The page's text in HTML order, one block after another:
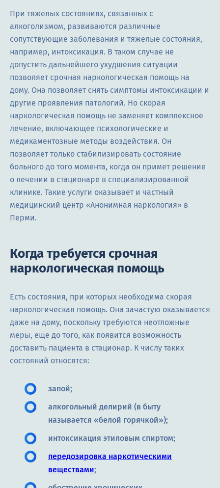
При тяжелых состояниях, связанных с
алкоголизмом, развиваются различные
сопутствующие заболевания и тяжелые состояния,
например, интоксикация. В таком случае не
допустить дальнейшего ухудшения ситуации
позволяет срочная наркологическая помощь на
дому. Она позволяет снять симптомы интоксикации и
другие проявления патологий. Но скорая
наркологическая помощь не заменяет комплексное
лечение, включающее психологические и
медикаментозные методы воздействия. Он
позволяет только стабилизировать состояние
больного до того момента, когда он примет решение
о лечении в стационаре в специализированной
клинике. Такие услуги оказывает и частный
медицинский центр «Анонимная наркология» в
Перми.
Когда требуется срочная
наркологическая помощь
Есть состояния, при которых необходима скорая
наркологическая помощь. Она зачастую оказывается
даже на дому, поскольку требуются неотложные
меры, еще до того, как появится возможность
доставить пациента в стационар. К числу таких
состояний относятся:
запой;
алкогольный делирий (в быту
называется «белой горячкой»);
интоксикация этиловым спиртом;
передозировка наркотическими
веществами;